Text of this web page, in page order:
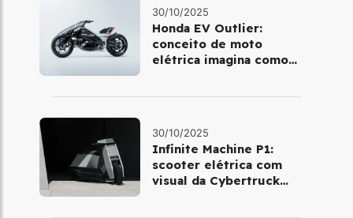
30/10/2025
Honda EV Outlier:
conceito de moto
elétrica imagina como
30/10/2025
Infinite Machine P1:
scooter elétrica com
visual da Cybertruck